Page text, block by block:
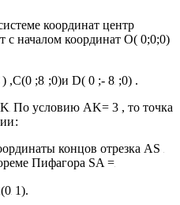
координат центр
с началом координат О( 0;0;0)
) ,C(0 ;8 ;0)и D( 0 ;- 8 ;0) .
По условию AK= 3 , то точка
:
концов отрезка AS
Пифагора SA =
1).